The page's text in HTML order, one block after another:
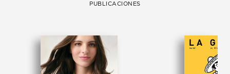
PUBLICACIONES